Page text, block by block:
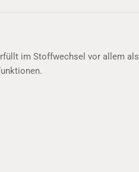
im Stoffwechsel vor allem als